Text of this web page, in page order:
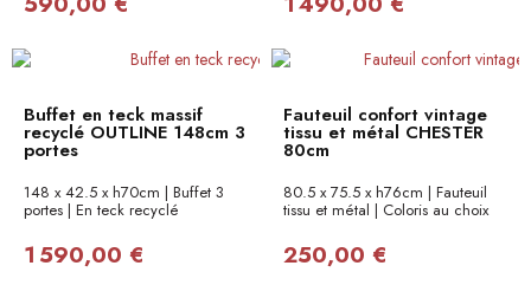
Buffet en teck massif
recyclé OUTLINE 148cm 3
portes
148 x 42.5 x h70cm | Buffet 3
portes | En teck recyclé
1 590,00 €
Fauteuil confort vintage
tissu et métal CHESTER
80cm
80.5 x 75.5 x h76cm | Fauteuil
tissu et métal | Coloris au choix
250,00 €